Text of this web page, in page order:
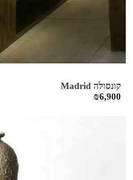
קונסולה Madrid
₪6,900